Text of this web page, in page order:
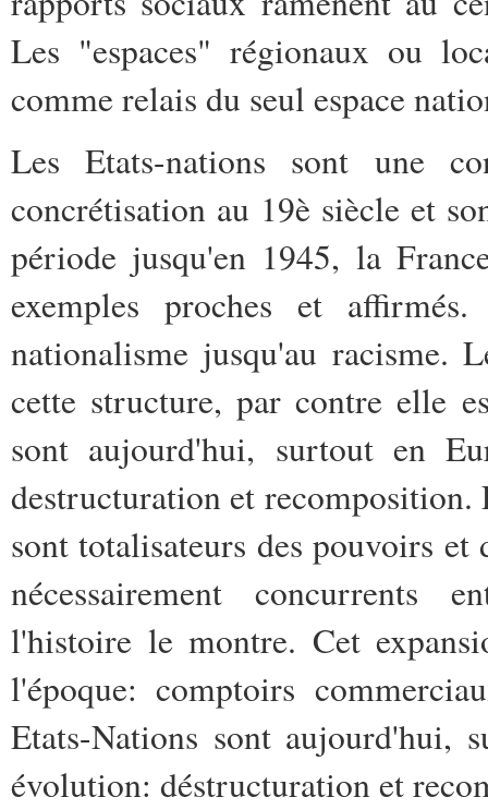
Les "espaces" régionaux ou
comme relais du seul espace
Les Etats-nations sont une
concrétisation au 19è siècle et
période jusqu'en 1945, la
exemples proches et
nationalisme jusqu'au racisme.
cette structure, par contre elle
sont aujourd'hui, surtout en
destructuration et recomposition.
sont totalisateurs des pouvoirs
nécessairement concurrents
l'histoire le montre. Cet
l'époque: comptoirs
Etats-Nations sont aujourd'hui,
évolution: déstructuration et